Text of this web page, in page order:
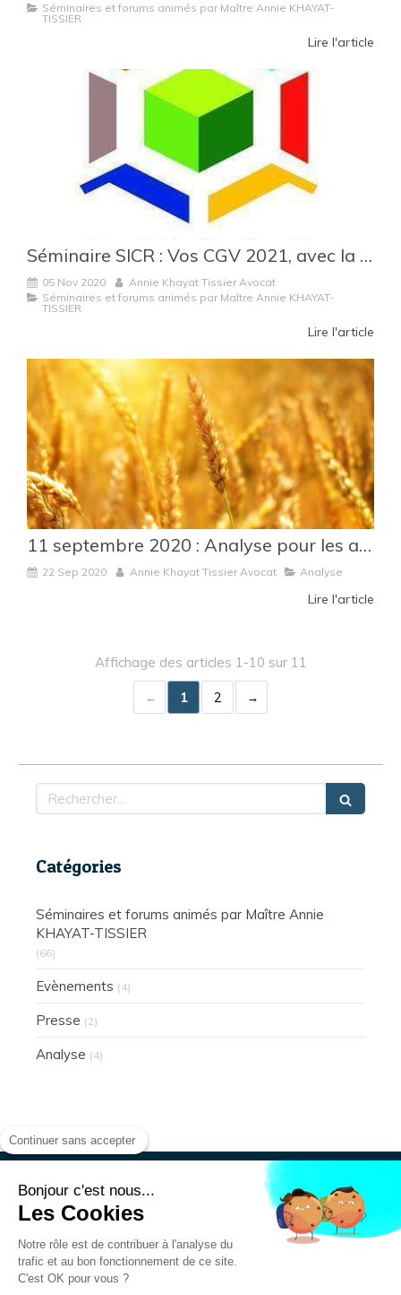
Séminaires et forums animés par Maître Annie KHAYAT-
TISSIER
Lire l'article
Séminaire SICR : Vos CGV 2021, avec la prise en compte de la crise sanitaire actuelle et des réglementations récentes applicables
05 Nov 2020
Annie Khayat Tissier Avocat
Séminaires et forums animés par Maître Annie KHAYAT-
TISSIER
Lire l'article
11 septembre 2020 : Analyse pour les adhérents du SICR des Lignes Directrices de la DGCCRF du 24 juillet 2020 sur la prise en compte des indicateurs dans la chaine contractuelle conformément à la Loi EGALIM du 30 octobre 2018
22 Sep 2020 Annie Khayat Tissier Avocat Analyse
Lire l'article
Affichage des articles 1-10 sur 11
1 2
Rechercher
Catégories
Séminaires et forums animés par Maître Annie
KHAYAT-TISSIER
(66)
Evènements (4)
Presse (2)
Analyse (4)
Mentions légales
Continuer sans accepter
Bonjour c'est nous...
Les Cookies
Notre rôle est de contribuer à l'analyse du
trafic et au bon fonctionnement de ce site.
C'est OK pour vous ?